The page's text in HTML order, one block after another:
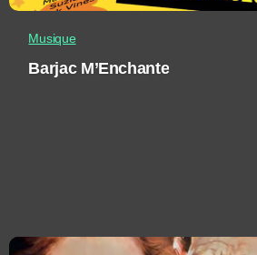
Musique
Barjac M’Enchante